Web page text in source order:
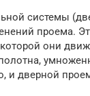
системы
проема.
они
и дверной